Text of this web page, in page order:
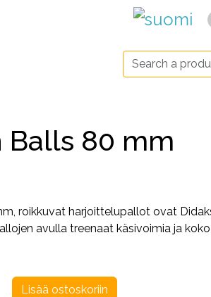
Search:
Balls 80 mm
roikkuvat harjoittelupallot ovat
avulla treenaat käsivoimia ja
Lisää ostoskoriin